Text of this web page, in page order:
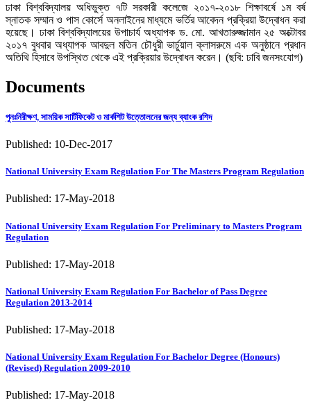
ঢাকা বিশ্ববিদ্যালয় অধিভুক্ত ৭টি সরকারী কলেজে ২০১৭-২০১৮ শিক্ষাবর্ষে ১ম বর্ষ
স্নাতক সম্মান ও পাস কোর্সে অনলাইনের মাধ্যমে ভর্তির আবেদন প্রক্রিয়া উদ্বোধন করা
হয়েছে। ঢাকা বিশ্ববিদ্যালয়ের উপাচার্য অধ্যাপক ড. মো. আখতারুজ্জামান ২৫ অক্টোবর
২০১৭ বুধবার অধ্যাপক আবদুল মতিন চৌধুরী ভার্চুয়াল ক্লাসরুমে এক অনুষ্ঠানে প্রধান
অতিথি হিসাবে উপস্থিত থেকে এই প্রক্রিয়ার উদ্বোধন করেন। (ছবি: ঢাবি জনসংযোগ)
Documents
পুনঃনিরীক্ষণ, সাময়িক সার্টিফিকেট ও মার্কশিট উত্তোলনের জন্য ব্যাংক রশিদ
Published: 10-Dec-2017
National University Exam Regulation For The Masters Program Regulation
Published: 17-May-2018
National University Exam Regulation For Preliminary to Masters Program
Regulation
Published: 17-May-2018
National University Exam Regulation For Bachelor of Pass Degree
Regulation 2013-2014
Published: 17-May-2018
National University Exam Regulation For Bachelor Degree (Honours)
(Revised) Regulation 2009-2010
Published: 17-May-2018